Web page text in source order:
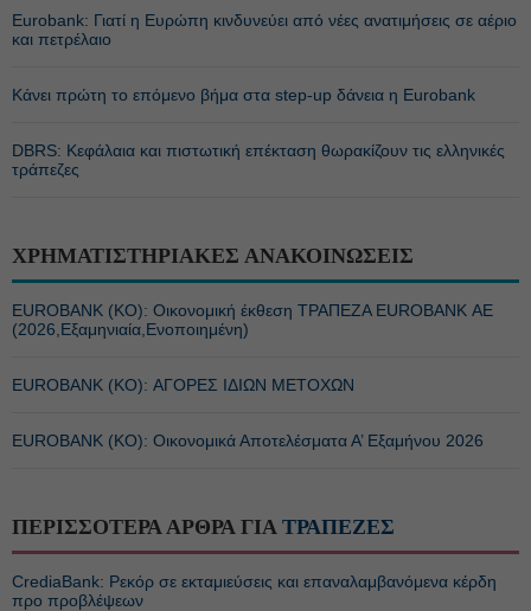
Eurobank: Γιατί η Ευρώπη κινδυνεύει από νέες ανατιμήσεις σε αέριο
και πετρέλαιο
Κάνει πρώτη το επόμενο βήμα στα step-up δάνεια η Eurobank
DBRS: Κεφάλαια και πιστωτική επέκταση θωρακίζουν τις ελληνικές
τράπεζες
ΧΡΗΜΑΤΙΣΤΗΡΙΑΚΕΣ ΑΝΑΚΟΙΝΩΣΕΙΣ
EUROBANK (ΚΟ): Οικονομική έκθεση ΤΡΑΠΕΖΑ EUROBANK ΑΕ
(2026,Εξαμηνιαία,Ενοποιημένη)
EUROBANK (ΚΟ): ΑΓΟΡΕΣ ΙΔΙΩΝ ΜΕΤΟΧΩΝ
EUROBANK (ΚΟ): Οικονομικά Αποτελέσματα Α’ Εξαμήνου 2026
ΠΕΡΙΣΣΟΤΕΡΑ ΑΡΘΡΑ ΓΙΑ ΤΡΑΠΕΖΕΣ
CrediaBank: Ρεκόρ σε εκταμιεύσεις και επαναλαμβανόμενα κέρδη
προ προβλέψεων